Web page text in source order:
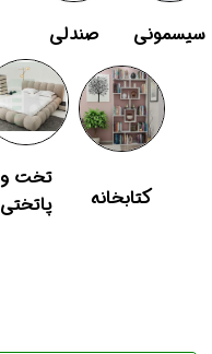
سیسمونی صندلی
کتابخانه
تخت و
پاتختی